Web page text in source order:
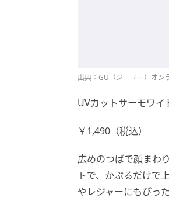
出典：GU（ジーユー）オン
UVカットサーモワイ
￥1,490（税込）
広めのつばで顔まわ
トで、かぶるだけで
やレジャーにもぴっ